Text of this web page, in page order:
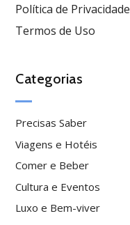
Política de Privacidade
Termos de Uso
Categorias
Precisas Saber
Viagens e Hotéis
Comer e Beber
Cultura e Eventos
Luxo e Bem-viver